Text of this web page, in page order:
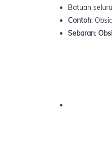
Batuan
Contoh:
Sebaran: